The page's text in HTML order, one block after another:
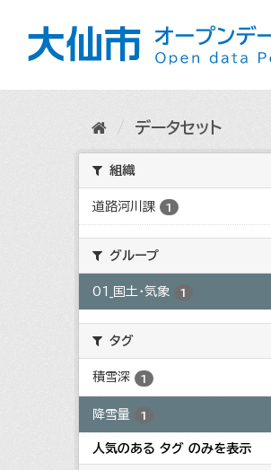
データセット
組織
道路河川課 1
グループ
01_国土・気象 1
タグ
積雪深 1
降雪量 1
人気のある タグ のみを表示